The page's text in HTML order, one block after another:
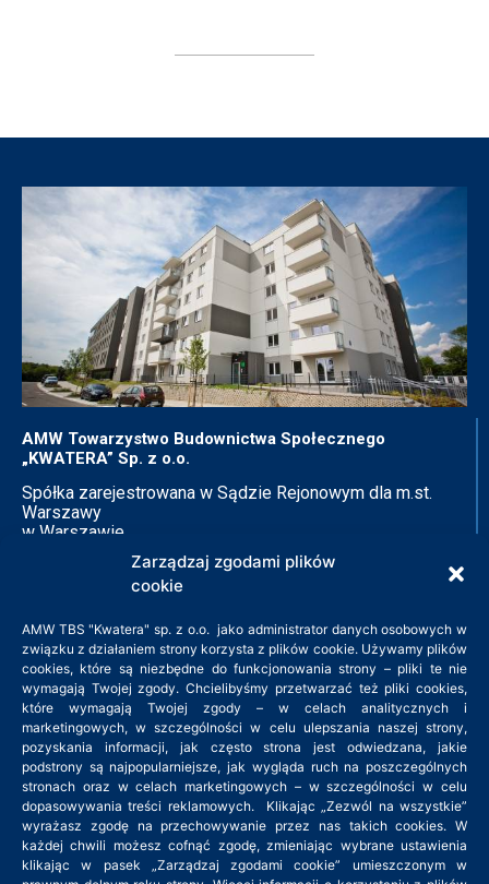
Zarządzaj zgodami plików
cookie
AMW TBS "Kwatera" sp. z o.o. jako administrator danych osobowych w
związku z działaniem strony korzysta z plików cookie. Używamy plików
cookies, które są niezbędne do funkcjonowania strony – pliki te nie
wymagają Twojej zgody. Chcielibyśmy przetwarzać też pliki cookies,
które wymagają Twojej zgody – w celach analitycznych i
marketingowych, w szczególności w celu ulepszania naszej strony,
pozyskania informacji, jak często strona jest odwiedzana, jakie
podstrony są najpopularniejsze, jak wygląda ruch na poszczególnych
stronach oraz w celach marketingowych – w szczególności w celu
dopasowywania treści reklamowych. Klikając „Zezwól na wszystkie”
wyrażasz zgodę na przechowywanie przez nas takich cookies. W
każdej chwili możesz cofnąć zgodę, zmieniając wybrane ustawienia
klikając w pasek „Zarządzaj zgodami cookie” umieszczonym w
AMW Towarzystwo Budownictwa Społecznego
„KWATERA” Sp. z o.o.
Spółka zarejestrowana w Sądzie Rejonowym dla m.st.
Warszawy
w Warszawie
XIV Wydział Gospodarczy
Krajowego Rejestru Sądowego
NIP: 526-26-75-121
Adres siedziby:
ul. Zielone Zacisze 11B
03-294 Warszawa
tel. 22 379 45 45
kwatera@amwkwatera.pl
Godziny pracy: 8:00 – 16:00